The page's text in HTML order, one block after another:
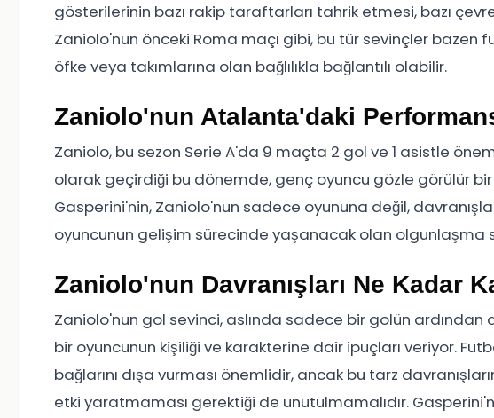
gösterilerinin bazı rakip taraftarları tahrik etmesi, bazı
Zaniolo'nun önceki Roma maçı gibi, bu tür sevinçler bazen
öfke veya takımlarına olan bağlılıkla bağlantılı olabilir.
Zaniolo'nun Atalanta'daki
Zaniolo, bu sezon Serie A'da 9 maçta 2 gol ve 1 asistle
olarak geçirdiği bu dönemde, genç oyuncu gözle görülür
Gasperini'nin, Zaniolo'nun sadece oyununa değil,
oyuncunun gelişim sürecinde yaşanacak olan olgunlaşma
Zaniolo'nun Davranışları Ne Kadar
Zaniolo'nun gol sevinci, aslında sadece bir golün ardından
bir oyuncunun kişiliği ve karakterine dair ipuçları veriyor.
bağlarını dışa vurması önemlidir, ancak bu tarz
etki yaratmaması gerektiği de unutulmamalıdır.